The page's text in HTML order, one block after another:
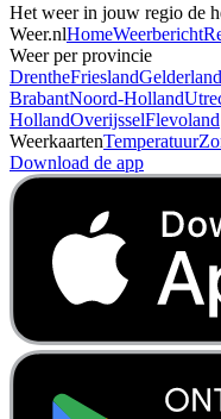
Het weer in jouw regio de
Weer.nlHomeWeerbericht
Weer per provincie
DrentheFrieslandGelderland
BrabantNoord-Holland
HollandOverijsselFlevoland
WeerkaartenTemperatuur
Download de app